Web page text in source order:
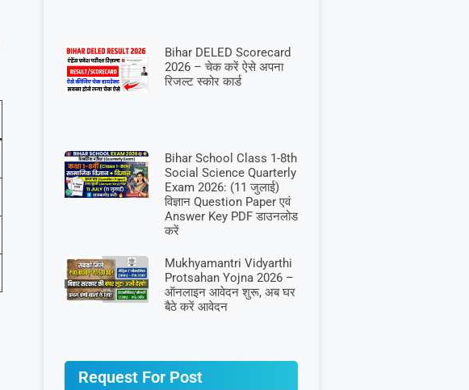
Bihar DELED Scorecard
2026 – चेक करें ऐसे अपना
रिजल्ट स्कोर कार्ड
Bihar School Class 1-8th
Social Science Quarterly
Exam 2026: (11 जुलाई)
विज्ञान Question Paper एवं
Answer Key PDF डाउनलोड
करें
Mukhyamantri Vidyarthi
Protsahan Yojna 2026 –
ऑनलाइन आवेदन शुरू, अब घर
बैठे करें आवेदन
Request For Post